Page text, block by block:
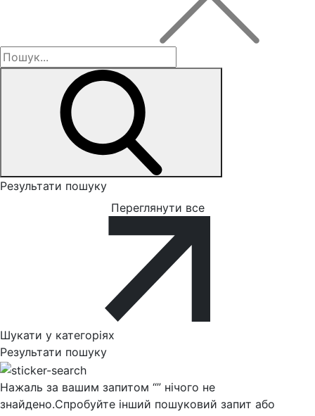
Результати пошуку
Переглянути все
Шукати у категоріях
Результати пошуку
Нажаль за вашим запитом “” нічого не
знайдено.Спробуйте інший пошуковий запит або